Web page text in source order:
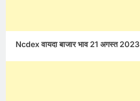
Ncdex वायदा बाजार भाव 21 अगस्त 2023